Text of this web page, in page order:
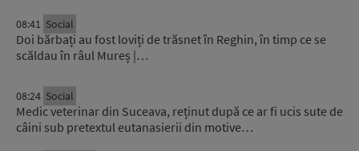
08:41 Social
Doi bărbați au fost loviți de trăsnet în Reghin, în timp ce se
scăldau în râul Mureș |…
08:24 Social
Medic veterinar din Suceava, reținut după ce ar fi ucis sute de
câini sub pretextul eutanasierii din motive…